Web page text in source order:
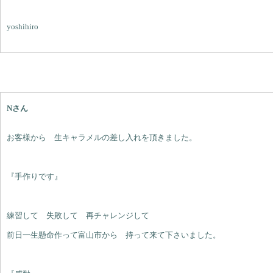
yoshihiro
Nさん
お客様から 生キャラメルの差し入れを頂きました。
『手作りです』
練習して 失敗して 再チャレンジして
前日一生懸命作って富山市から 持って来て下さいました。